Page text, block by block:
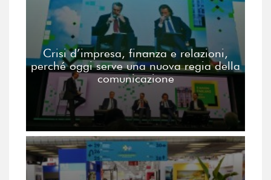
Crisi d’impresa, finanza e relazioni,
perché oggi serve una nuova regia della
comunicazione